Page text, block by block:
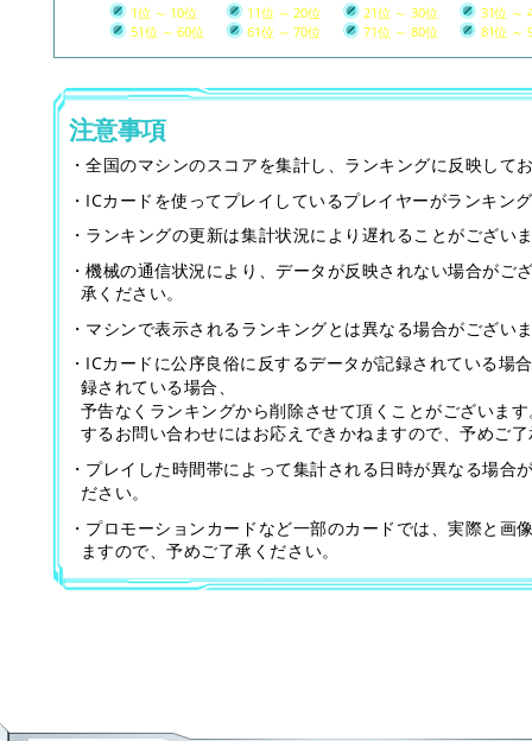
1位 ～ 10位 11位 ～ 20位 21位 ～ 30位 31位 ～
51位 ～ 60位 61位 ～ 70位 71位 ～ 80位 81位 ～
注意事項
・全国のマシンのスコアを集計し、ランキングに反映して
・ICカードを使ってプレイしているプレイヤーがランキン
・ランキングの更新は集計状況により遅れることがござい
・機械の通信状況により、データが反映されない場合がご
承ください。
・マシンで表示されるランキングとは異なる場合がござい
・ICカードに公序良俗に反するデータが記録されている場
録されている場合、
予告なくランキングから削除させて頂くことがございま
するお問い合わせにはお応えできかねますので、予めご
・プレイした時間帯によって集計される日時が異なる場合
ださい。
・プロモーションカードなど一部のカードでは、実際と画
ますので、予めご了承ください。